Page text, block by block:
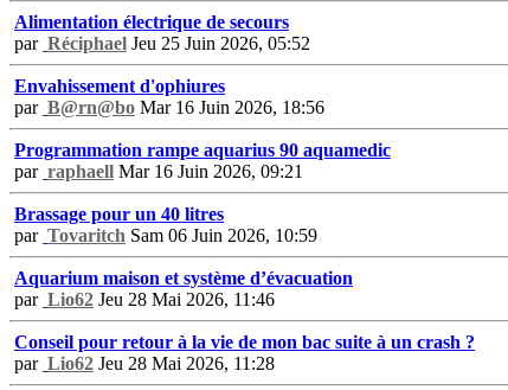
Alimentation électrique de secours
par Réciphael Jeu 25 Juin 2026, 05:52
Envahissement d'ophiures
par B@rn@bo Mar 16 Juin 2026, 18:56
Programmation rampe aquarius 90 aquamedic
par raphaell Mar 16 Juin 2026, 09:21
Brassage pour un 40 litres
par Tovaritch Sam 06 Juin 2026, 10:59
Aquarium maison et système d’évacuation
par Lio62 Jeu 28 Mai 2026, 11:46
Conseil pour retour à la vie de mon bac suite à un crash ?
par Lio62 Jeu 28 Mai 2026, 11:28